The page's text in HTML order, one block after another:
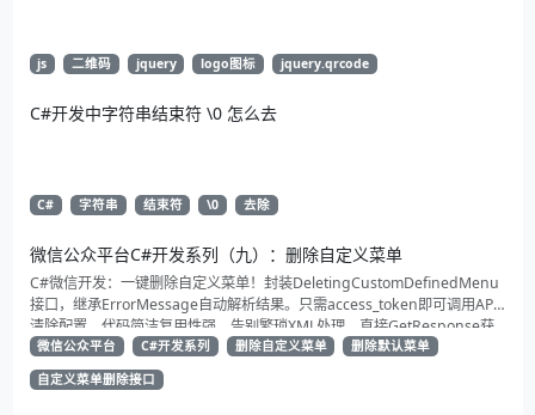
js 二维码 jquery logo图标 jquery.qrcode
C#开发中字符串结束符 \0 怎么去
C# 字符串 结束符 \0 去除
微信公众平台C#开发系列（九）：删除自定义菜单
C#微信开发：一键删除自定义菜单！封装DeletingCustomDefinedMenu
接口，继承ErrorMessage自动解析结果。只需access_token即可调用API
清除配置。代码简洁复用性强，告别繁琐XML处理，直接GetResponse获
取状态。适合动态管理公众号的开发者，建议收藏备用！
微信公众平台 C#开发系列 删除自定义菜单
删除默认菜单
自定义菜单删除接口